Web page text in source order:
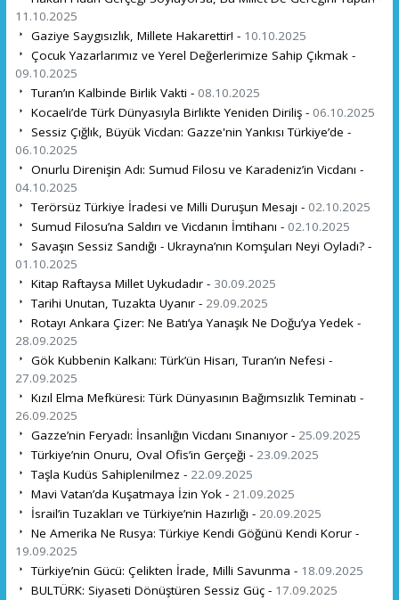
11.10.2025
Gaziye Saygısızlık, Millete Hakarettir! - 10.10.2025
Çocuk Yazarlarımız ve Yerel Değerlerimize Sahip Çıkmak -
09.10.2025
Turan’ın Kalbinde Birlik Vakti - 08.10.2025
Kocaeli’de Türk Dünyasıyla Birlikte Yeniden Diriliş - 06.10.2025
Sessiz Çığlık, Büyük Vicdan: Gazze'nin Yankısı Türkiye’de -
06.10.2025
Onurlu Direnişin Adı: Sumud Filosu ve Karadeniz’in Vicdanı -
04.10.2025
Terörsüz Türkiye İradesi ve Milli Duruşun Mesajı - 02.10.2025
Sumud Filosu’na Saldırı ve Vicdanın İmtihanı - 02.10.2025
Savaşın Sessiz Sandığı - Ukrayna’nın Komşuları Neyi Oyladı? -
01.10.2025
Kitap Raftaysa Millet Uykudadır - 30.09.2025
Tarihi Unutan, Tuzakta Uyanır - 29.09.2025
Rotayı Ankara Çizer: Ne Batı’ya Yanaşık Ne Doğu’ya Yedek -
28.09.2025
Gök Kubbenin Kalkanı: Türk’ün Hisarı, Turan’ın Nefesi -
27.09.2025
Kızıl Elma Mefküresi: Türk Dünyasının Bağımsızlık Teminatı -
26.09.2025
Gazze’nin Feryadı: İnsanlığın Vicdanı Sınanıyor - 25.09.2025
Türkiye’nin Onuru, Oval Ofis’in Gerçeği - 23.09.2025
Taşla Kudüs Sahiplenilmez - 22.09.2025
Mavi Vatan’da Kuşatmaya İzin Yok - 21.09.2025
İsrail’in Tuzakları ve Türkiye’nin Hazırlığı - 20.09.2025
Ne Amerika Ne Rusya: Türkiye Kendi Göğünü Kendi Korur -
19.09.2025
Türkiye’nin Gücü: Çelikten İrade, Milli Savunma - 18.09.2025
BULTÜRK: Siyaseti Dönüştüren Sessiz Güç - 17.09.2025